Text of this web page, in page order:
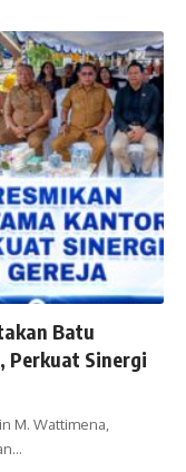
Batu
Perkuat Sinergi
M. Wattimena,
…